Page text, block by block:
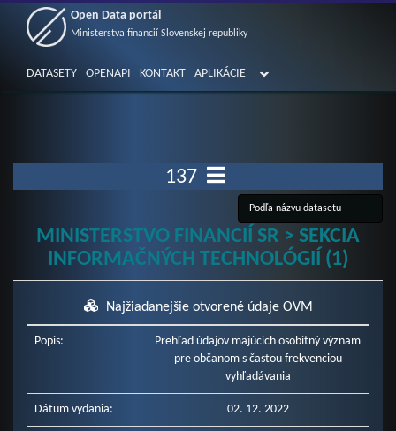
Open Data portál
Ministerstva financií Slovenskej republiky
DATASETY OPENAPI KONTAKT APLIKÁCIE
137
MINISTERSTVO FINANCIÍ SR > SEKCIA
INFORMAČNÝCH TECHNOLÓGIÍ (1)
Najžiadanejšie otvorené údaje OVM
Popis:
Prehľad údajov majúcich osobitný význam
pre občanom s častou frekvenciou
vyhľadávania
Dátum vydania: 02. 12. 2022